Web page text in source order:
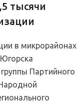
тысячи
в микрорайонах
Партийного